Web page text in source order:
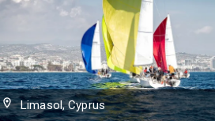
Limasol, Cyprus